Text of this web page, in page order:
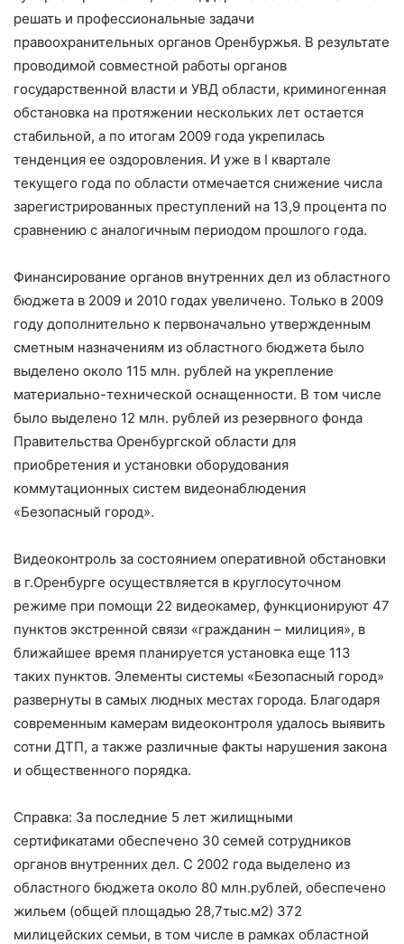
решать и профессиональные задачи
правоохранительных органов Оренбуржья. В результате
проводимой совместной работы органов
государственной власти и УВД области, криминогенная
обстановка на протяжении нескольких лет остается
стабильной, а по итогам 2009 года укрепилась
тенденция ее оздоровления. И уже в I квартале
текущего года по области отмечается снижение числа
зарегистрированных преступлений на 13,9 процента по
сравнению с аналогичным периодом прошлого года.
Финансирование органов внутренних дел из областного
бюджета в 2009 и 2010 годах увеличено. Только в 2009
году дополнительно к первоначально утвержденным
сметным назначениям из областного бюджета было
выделено около 115 млн. рублей на укрепление
материально-технической оснащенности. В том числе
было выделено 12 млн. рублей из резервного фонда
Правительства Оренбургской области для
приобретения и установки оборудования
коммутационных систем видеонаблюдения
«Безопасный город».
Видеоконтроль за состоянием оперативной обстановки
в г.Оренбурге осуществляется в круглосуточном
режиме при помощи 22 видеокамер, функционируют 47
пунктов экстренной связи «гражданин – милиция», в
ближайшее время планируется установка еще 113
таких пунктов. Элементы системы «Безопасный город»
развернуты в самых людных местах города. Благодаря
современным камерам видеоконтроля удалось выявить
сотни ДТП, а также различные факты нарушения закона
и общественного порядка.
Справка: За последние 5 лет жилищными
сертификатами обеспечено 30 семей сотрудников
органов внутренних дел. С 2002 года выделено из
областного бюджета около 80 млн.рублей, обеспечено
жильем (общей площадью 28,7тыс.м2) 372
милицейских семьи, в том числе в рамках областной